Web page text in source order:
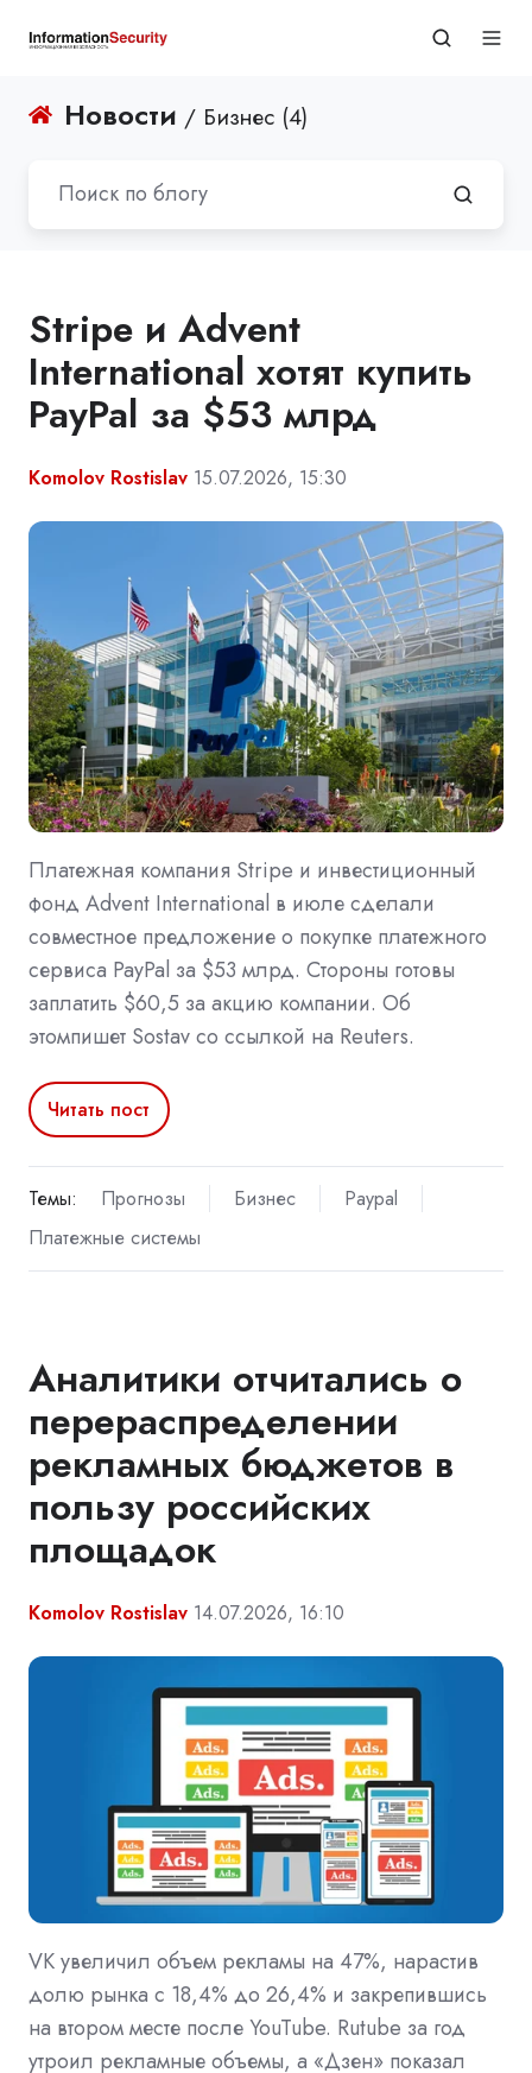
Новости / Бизнес (4)
Stripe и Advent
International хотят купить
PayPal за $53 млрд
Komolov Rostislav 15.07.2026, 15:30
Платежная компания Stripe и инвестиционный
фонд Advent International в июле сделали
совместное предложение о покупке платежного
сервиса PayPal за $53 млрд. Стороны готовы
заплатить $60,5 за акцию компании. Об
этомпишет Sostav со ссылкой на Reuters.
Читать пост
Темы: Прогнозы Бизнес
Paypal
Платежные системы
Аналитики отчитались о
перераспределении
рекламных бюджетов в
пользу российских
площадок
Komolov Rostislav 14.07.2026, 16:10
VK увеличил объем рекламы на 47%, нарастив
долю рынка с 18,4% до 26,4% и закрепившись
на втором месте после YouTube. Rutube за год
утроил рекламные объемы, а «Дзен» показал